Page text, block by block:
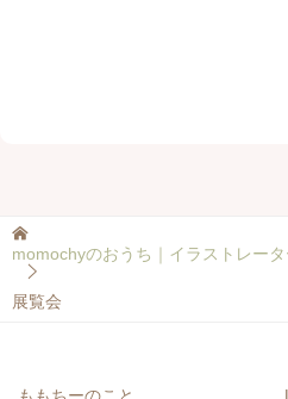
momochyのおうち｜イラストレー
展覧会